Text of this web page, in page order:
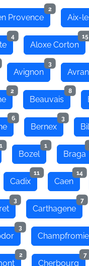
Provence
2
Aix-
4
Aloxe Corton
15
Avignon
3
2
Beauvais
8
6
Bernex
3
1
Bozel
1
Braga
Cadix
11
Caen
14
3
Carthagene
7
3
2
Cherbourg
7